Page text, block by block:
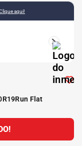
aqui!
Flat